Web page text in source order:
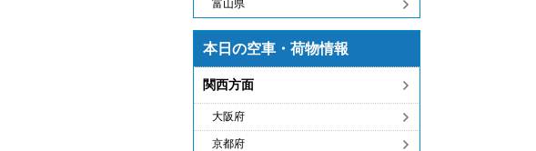
富山県
本日の空車・荷物情報
関西方面
大阪府
京都府